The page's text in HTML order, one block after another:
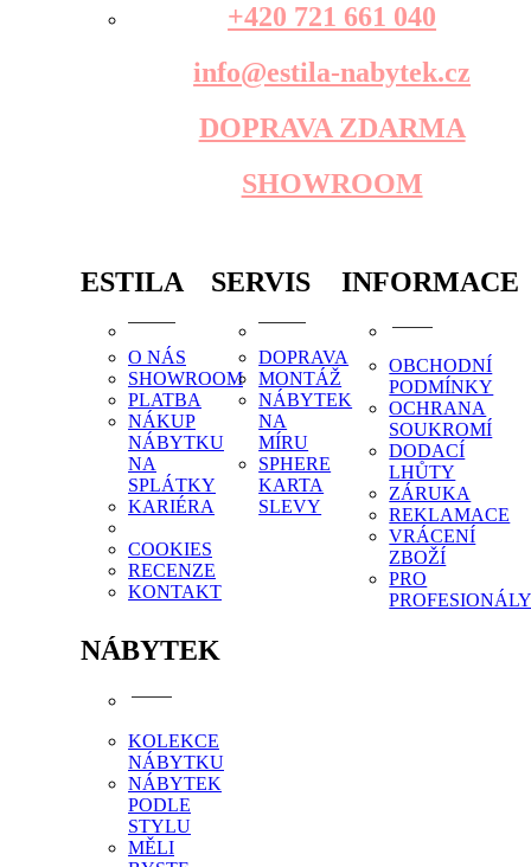
+420 721 661 040
info@estila-nabytek.cz
DOPRAVA ZDARMA
SHOWROOM
ESTILA
O NÁS
SHOWROOM
PLATBA
NÁKUP
NÁBYTKU
NA
SPLÁTKY
KARIÉRA
COOKIES
RECENZE
KONTAKT
SERVIS
DOPRAVA
MONTÁŽ
NÁBYTEK
NA
MÍRU
SPHERE
KARTA
SLEVY
INFORMACE
OBCHODNÍ
PODMÍNKY
OCHRANA
SOUKROMÍ
DODACÍ
LHŮTY
ZÁRUKA
REKLAMACE
VRÁCENÍ
ZBOŽÍ
PRO
NÁBYTEK
KOLEKCE
NÁBYTKU
NÁBYTEK
PODLE
STYLU
MĚLI